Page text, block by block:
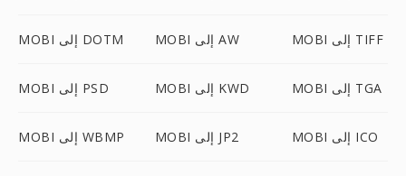
MOBI إلى DOTM MOBI إلى AW MOBI إلى TIFF
MOBI إلى PSD MOBI إلى KWD MOBI إلى TGA
MOBI إلى WBMP MOBI إلى JP2 MOBI إلى ICO